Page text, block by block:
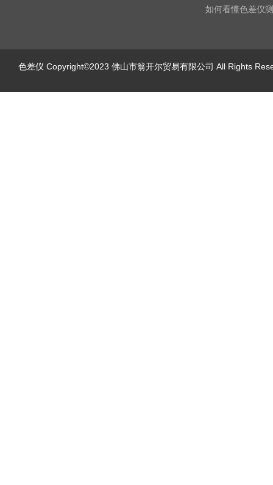
如何看懂色差仪
色差仪 Copyright©2023 佛山市翁开尔贸易有限公司 All Rights